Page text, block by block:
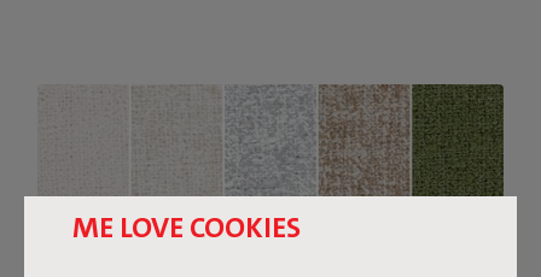
ME LOVE COOKIES